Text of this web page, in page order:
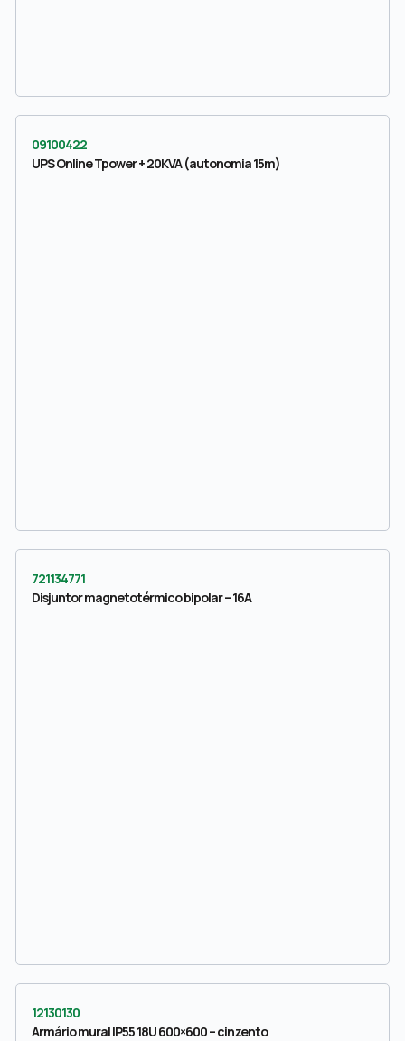
09100422
UPS Online Tpower + 20KVA (autonomia 15m)
721134771
Disjuntor magnetotérmico bipolar – 16A
12130130
Armário mural IP55 18U 600×600 – cinzento